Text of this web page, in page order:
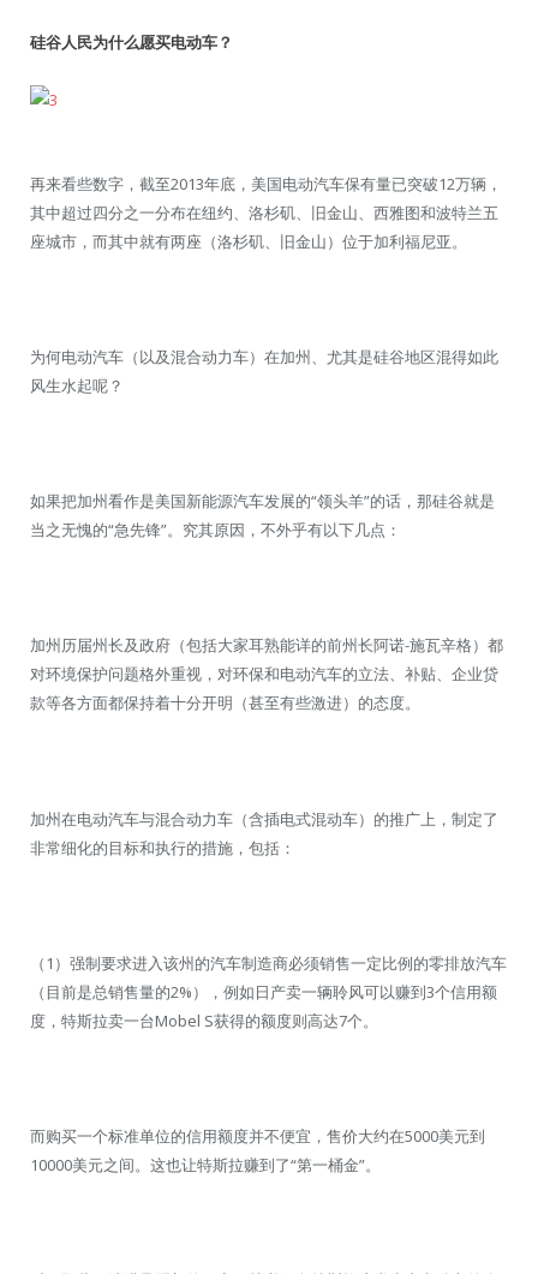
硅谷人民为什么愿买电动车？
再来看些数字，截至2013年底，美国电动汽车保有量已突破12万辆，
其中超过四分之一分布在纽约、洛杉矶、旧金山、西雅图和波特兰五
座城市，而其中就有两座（洛杉矶、旧金山）位于加利福尼亚。
为何电动汽车（以及混合动力车）在加州、尤其是硅谷地区混得如此
风生水起呢？
如果把加州看作是美国新能源汽车发展的“领头羊”的话，那硅谷就是
当之无愧的“急先锋”。究其原因，不外乎有以下几点：
加州历届州长及政府（包括大家耳熟能详的前州长阿诺-施瓦辛格）都
对环境保护问题格外重视，对环保和电动汽车的立法、补贴、企业贷
款等各方面都保持着十分开明（甚至有些激进）的态度。
加州在电动汽车与混合动力车（含插电式混动车）的推广上，制定了
非常细化的目标和执行的措施，包括：
（1）强制要求进入该州的汽车制造商必须销售一定比例的零排放汽车
（目前是总销售量的2%），例如日产卖一辆聆风可以赚到3个信用额
度，特斯拉卖一台Mobel S获得的额度则高达7个。
而购买一个标准单位的信用额度并不便宜，售价大约在5000美元到
10000美元之间。这也让特斯拉赚到了“第一桶金”。